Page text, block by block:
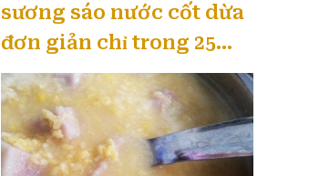
sương sáo nước cốt dừa
đơn giản chỉ trong 25
phút 08 / 2026